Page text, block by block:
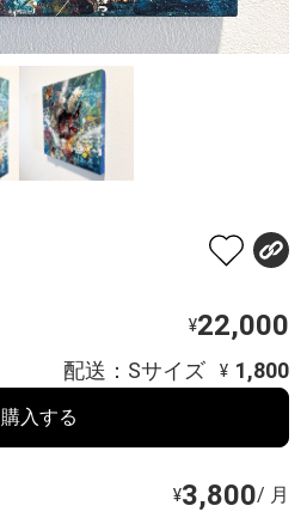
¥22,000
配送：Sサイズ ¥ 1,800
購入する
¥3,800/ 月